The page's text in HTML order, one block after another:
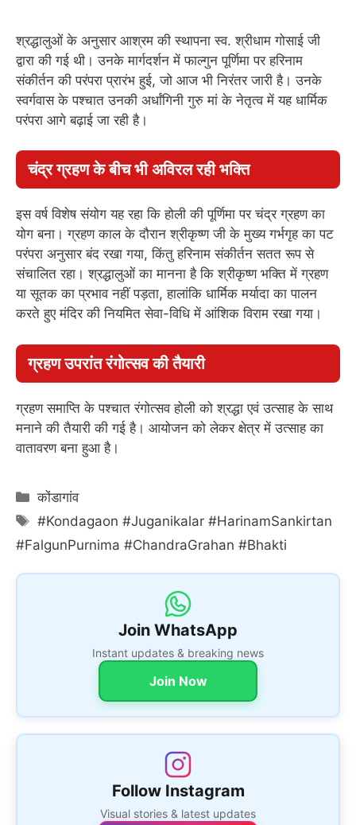
श्रद्धालुओं के अनुसार आश्रम की स्थापना स्व. श्रीधाम गोसाई जी
द्वारा की गई थी। उनके मार्गदर्शन में फाल्गुन पूर्णिमा पर हरिनाम
संकीर्तन की परंपरा प्रारंभ हुई, जो आज भी निरंतर जारी है। उनके
स्वर्गवास के पश्चात उनकी अर्धांगिनी गुरु मां के नेतृत्व में यह धार्मिक
परंपरा आगे बढ़ाई जा रही है।
चंद्र ग्रहण के बीच भी अविरल रही भक्ति
इस वर्ष विशेष संयोग यह रहा कि होली की पूर्णिमा पर चंद्र ग्रहण का
योग बना। ग्रहण काल के दौरान श्रीकृष्ण जी के मुख्य गर्भगृह का पट
परंपरा अनुसार बंद रखा गया, किंतु हरिनाम संकीर्तन सतत रूप से
संचालित रहा। श्रद्धालुओं का मानना है कि श्रीकृष्ण भक्ति में ग्रहण
या सूतक का प्रभाव नहीं पड़ता, हालांकि धार्मिक मर्यादा का पालन
करते हुए मंदिर की नियमित सेवा-विधि में आंशिक विराम रखा गया।
ग्रहण उपरांत रंगोत्सव की तैयारी
ग्रहण समाप्ति के पश्चात रंगोत्सव होली को श्रद्धा एवं उत्साह के साथ
मनाने की तैयारी की गई है। आयोजन को लेकर क्षेत्र में उत्साह का
वातावरण बना हुआ है।
Categories
कोंडागांव
Tags
#Kondagaon #Juganikalar #HarinamSankirtan
#FalgunPurnima #ChandraGrahan #Bhakti
Join WhatsApp
Instant updates & breaking news
Join Now
Follow Instagram
Visual stories & latest updates